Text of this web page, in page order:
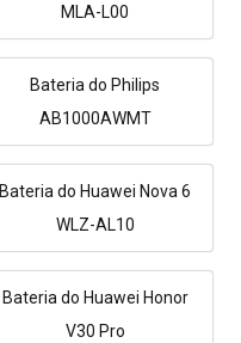
MLA-L00
Bateria do Philips
AB1000AWMT
Bateria do Huawei Nova 6
WLZ-AL10
Bateria do Huawei Honor
V30 Pro